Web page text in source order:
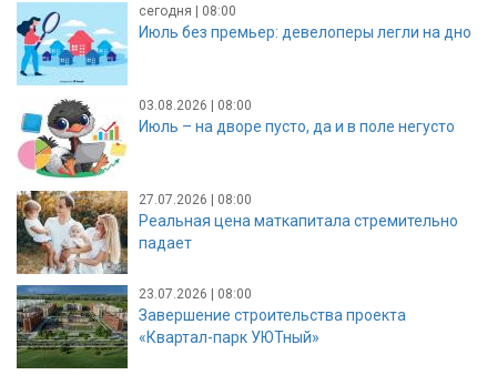
сегодня | 08:00
Июль без премьер: девелоперы легли на дно
03.08.2026 | 08:00
Июль – на дворе пусто, да и в поле негусто
27.07.2026 | 08:00
Реальная цена маткапитала стремительно
падает
23.07.2026 | 08:00
Завершение строительства проекта
«Квартал-парк УЮТный»